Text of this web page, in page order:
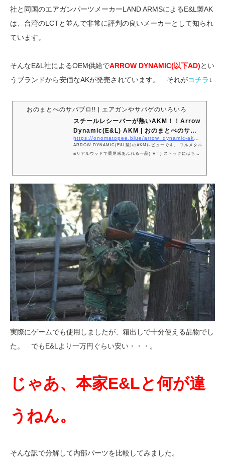
社と同国のエアガンパーツメーカーLAND ARMSによるE&L製AK
は、台湾のLCTと並んで非常に評判の良いメーカーとして知られ
ています。
そんなE&L社によるOEM供給でARROW DYNAMIC(以下AD)とい
うブランドから安価なAKが発売されています。 それがコチラ ↓
おのまとぺのサバブロ!! | エアガンやサバゲのいろいろ
スチールレシーバーが熱いAKM！！Arrow
Dynamic(E&L) AKM | おのまとぺのサバ
ブロ!!
ARROW DYNAMIC(E&L製)のAKMレビューです。 フルメタル
&リアルウッドで重厚感あふれる一品(´∀｀) ストックにはちょ
実際にゲームでも使用しましたが、箱出しで十分使える品物でし
た。 でもE&Lより一万円ぐらい安い・・・。
じゃあ、本家E&Lと何が違
うねん。
そんな訳で分解して内部パーツを比較してみました。